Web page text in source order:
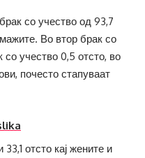
со учество од 93,7
Во втор брак со
со учество 0,5 отсто, во
почесто стапуваат
отсто кај жените и